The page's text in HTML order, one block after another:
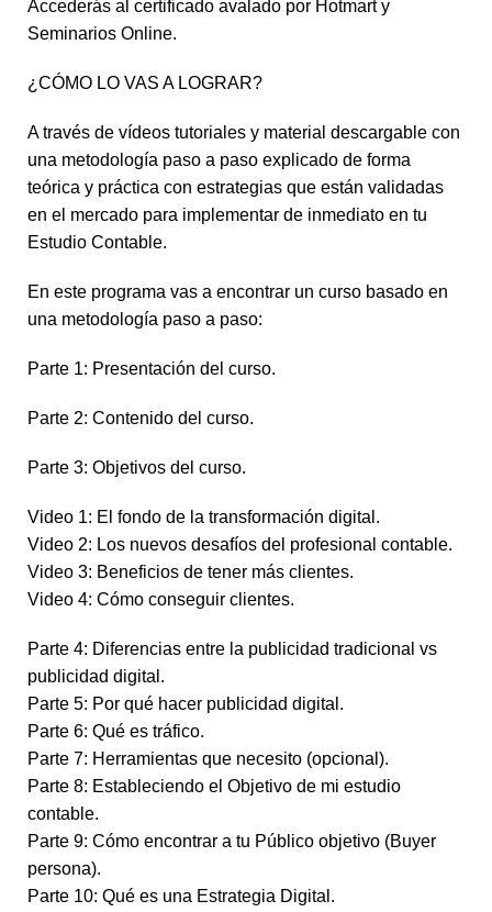
Accederás al certificado avalado por Hotmart y
Seminarios Online.
¿CÓMO LO VAS A LOGRAR?
A través de vídeos tutoriales y material descargable con
una metodología paso a paso explicado de forma
teórica y práctica con estrategias que están validadas
en el mercado para implementar de inmediato en tu
Estudio Contable.
En este programa vas a encontrar un curso basado en
una metodología paso a paso:
Parte 1: Presentación del curso.
Parte 2: Contenido del curso.
Parte 3: Objetivos del curso.
Video 1: El fondo de la transformación digital.
Video 2: Los nuevos desafíos del profesional contable.
Video 3: Beneficios de tener más clientes.
Video 4: Cómo conseguir clientes.
Parte 4: Diferencias entre la publicidad tradicional vs
publicidad digital.
Parte 5: Por qué hacer publicidad digital.
Parte 6: Qué es tráfico.
Parte 7: Herramientas que necesito (opcional).
Parte 8: Estableciendo el Objetivo de mi estudio
contable.
Parte 9: Cómo encontrar a tu Público objetivo (Buyer
persona).
Parte 10: Qué es una Estrategia Digital.